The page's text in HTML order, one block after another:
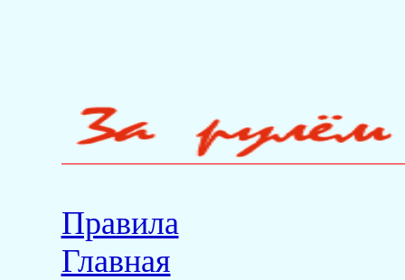
Правила
Главная